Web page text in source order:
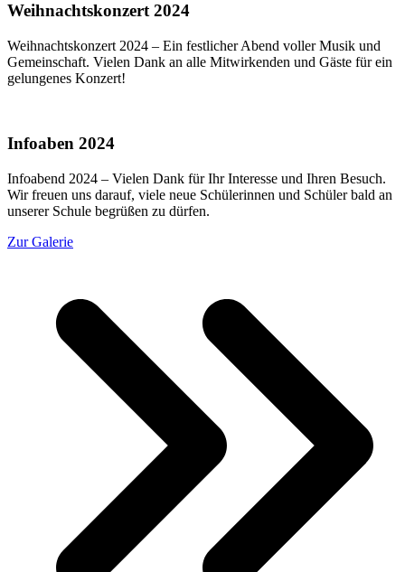
Weihnachtskonzert 2024
Weihnachtskonzert 2024 – Ein festlicher Abend voller Musik und
Gemeinschaft. Vielen Dank an alle Mitwirkenden und Gäste für ein
gelungenes Konzert!
Infoaben 2024
Infoabend 2024 – Vielen Dank für Ihr Interesse und Ihren Besuch.
Wir freuen uns darauf, viele neue Schülerinnen und Schüler bald an
unserer Schule begrüßen zu dürfen.
Zur Galerie